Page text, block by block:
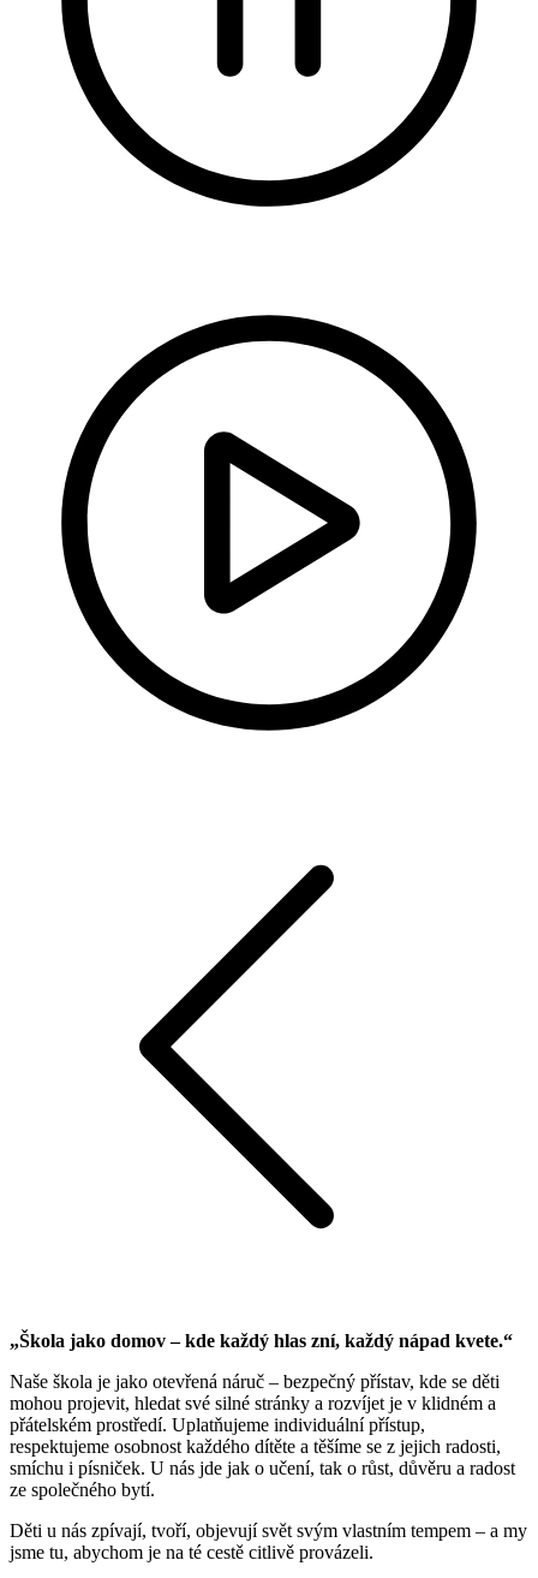
„Škola jako domov – kde každý hlas zní, každý nápad kvete.“
Naše škola je jako otevřená náruč – bezpečný přístav, kde se děti
mohou projevit, hledat své silné stránky a rozvíjet je v klidném a
přátelském prostředí. Uplatňujeme individuální přístup,
respektujeme osobnost každého dítěte a těšíme se z jejich radosti,
smíchu i písniček. U nás jde jak o učení, tak o růst, důvěru a radost
ze společného bytí.
Děti u nás zpívají, tvoří, objevují svět svým vlastním tempem – a my
jsme tu, abychom je na té cestě citlivě provázeli.